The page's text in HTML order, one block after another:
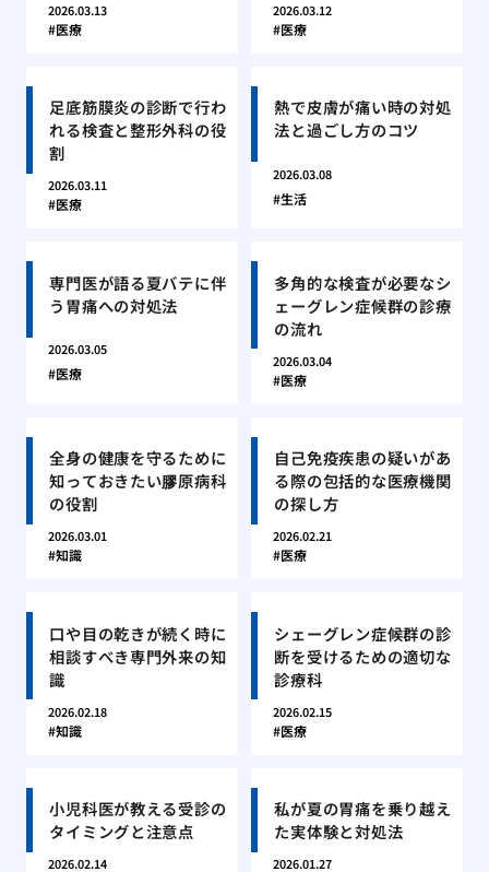
2026.03.13
医療
2026.03.12
医療
足底筋膜炎の診断で行わ
れる検査と整形外科の役
割
2026.03.11
医療
熱で皮膚が痛い時の対処
法と過ごし方のコツ
2026.03.08
生活
専門医が語る夏バテに伴
う胃痛への対処法
2026.03.05
医療
多角的な検査が必要なシ
ェーグレン症候群の診療
の流れ
2026.03.04
医療
全身の健康を守るために
知っておきたい膠原病科
の役割
2026.03.01
知識
自己免疫疾患の疑いがあ
る際の包括的な医療機関
の探し方
2026.02.21
医療
口や目の乾きが続く時に
相談すべき専門外来の知
識
2026.02.18
知識
シェーグレン症候群の診
断を受けるための適切な
診療科
2026.02.15
医療
小児科医が教える受診の
タイミングと注意点
2026.02.14
私が夏の胃痛を乗り越え
た実体験と対処法
2026.01.27